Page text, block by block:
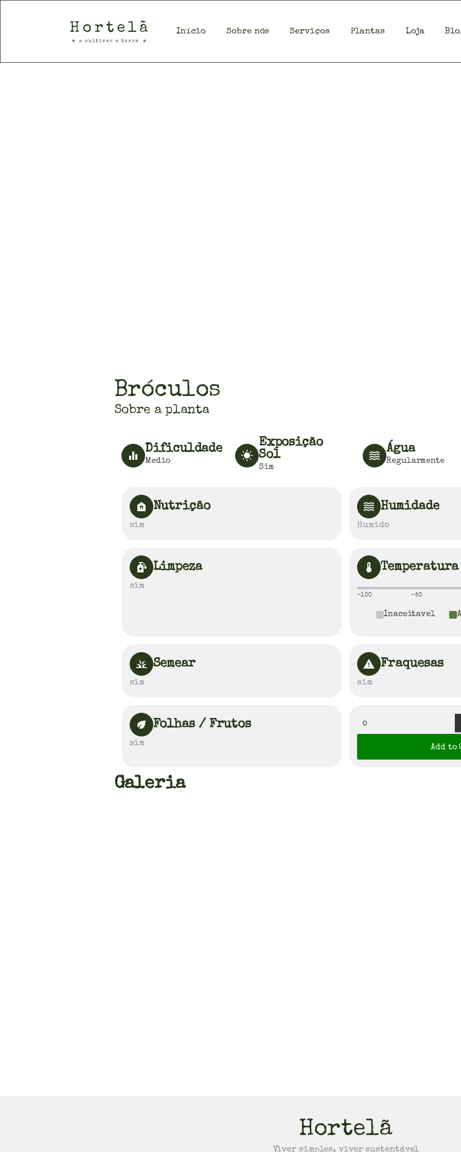
Início Sobre nós Serviços Plantas Loja
Bróculos
Sobre a planta
Dificuldade
Medio
Exposição
Sol
Sim
Água
Regularmente
Nutrição
sim
Humidade
Humido
Limpeza
sim
Temperatura
-100 -50
Inaceitavel
Semear
sim
Fraquesas
sim
Folhas / Frutos
sim
0
Add to
Galeria
Hortelã
Viver simples, viver sustentável